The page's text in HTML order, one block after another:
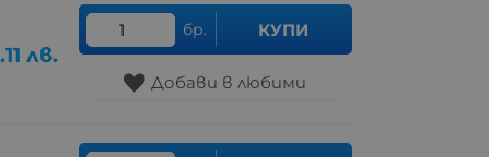
лв.
бр. КУПИ
Добави в любими